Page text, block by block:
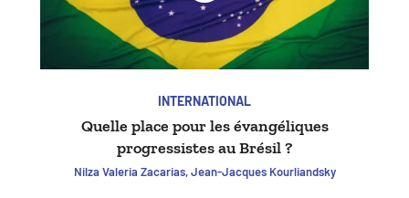
INTERNATIONAL
Quelle place pour les évangéliques
progressistes au Brésil ?
Nilza Valeria Zacarias, Jean-Jacques Kourliandsky